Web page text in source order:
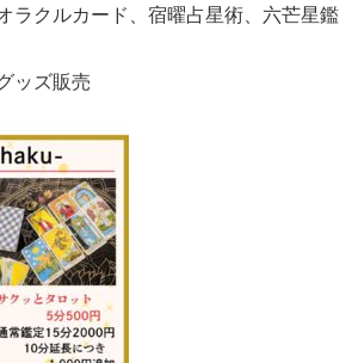
ラクルカード、宿曜占星術、六芒星鑑
ッズ販売